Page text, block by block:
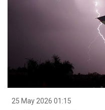
25 May 2026 01:15